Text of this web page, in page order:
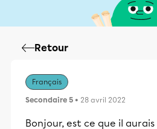
Retour
Français
Secondaire 5 • 28 avril 2022
Bonjour, est ce que il